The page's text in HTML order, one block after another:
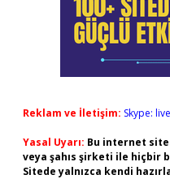
Reklam ve İletişim: Skype:
Yasal Uyarı: Bu internet
veya şahıs şirketi ile hiçbir
Sitede yalnızca kendi